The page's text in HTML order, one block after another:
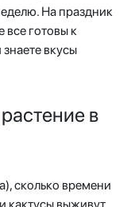
На праздник
все готовы к
знаете вкусы
в
сколько времени
кактусы выживут